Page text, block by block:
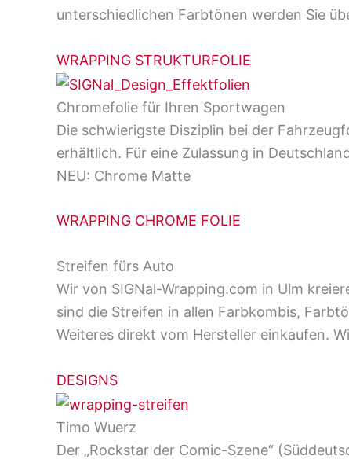
unterschiedlichen Farbtönen werden Sie
WRAPPING STRUKTURFOLIE
Chromefolie für Ihren Sportwagen
Die schwierigste Disziplin bei der
erhältlich. Für eine Zulassung in
NEU: Chrome Matte
WRAPPING CHROME FOLIE
Streifen fürs Auto
Wir von SIGNal-Wrapping.com in Ulm
sind die Streifen in allen Farbkombis,
Weiteres direkt vom Hersteller einkaufen.
DESIGNS
Timo Wuerz
Der „Rockstar der Comic-Szene“